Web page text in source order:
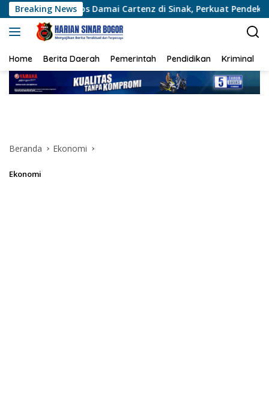
Langsung
ke
konten
Breaking News
Damai Cartenz di Sinak, Perkuat Pendekatan Humanis
Home Berita Daerah Pemerintah Pendidikan Kriminal
Beranda Ekonomi
Ekonomi